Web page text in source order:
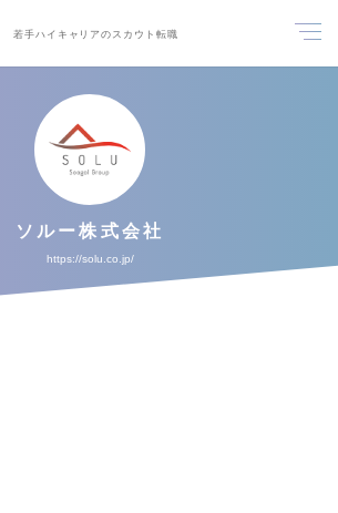
若手ハイキャリアのスカウト転職
ソルー株式会社
https://solu.co.jp/